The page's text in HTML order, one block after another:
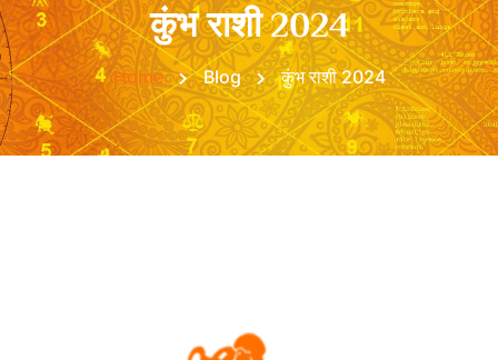
कुंभ राशी 2024
Home Blog कुंभ राशी 2024